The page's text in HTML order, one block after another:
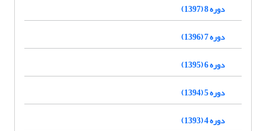
دوره 8 (1397)
دوره 7 (1396)
دوره 6 (1395)
دوره 5 (1394)
دوره 4 (1393)